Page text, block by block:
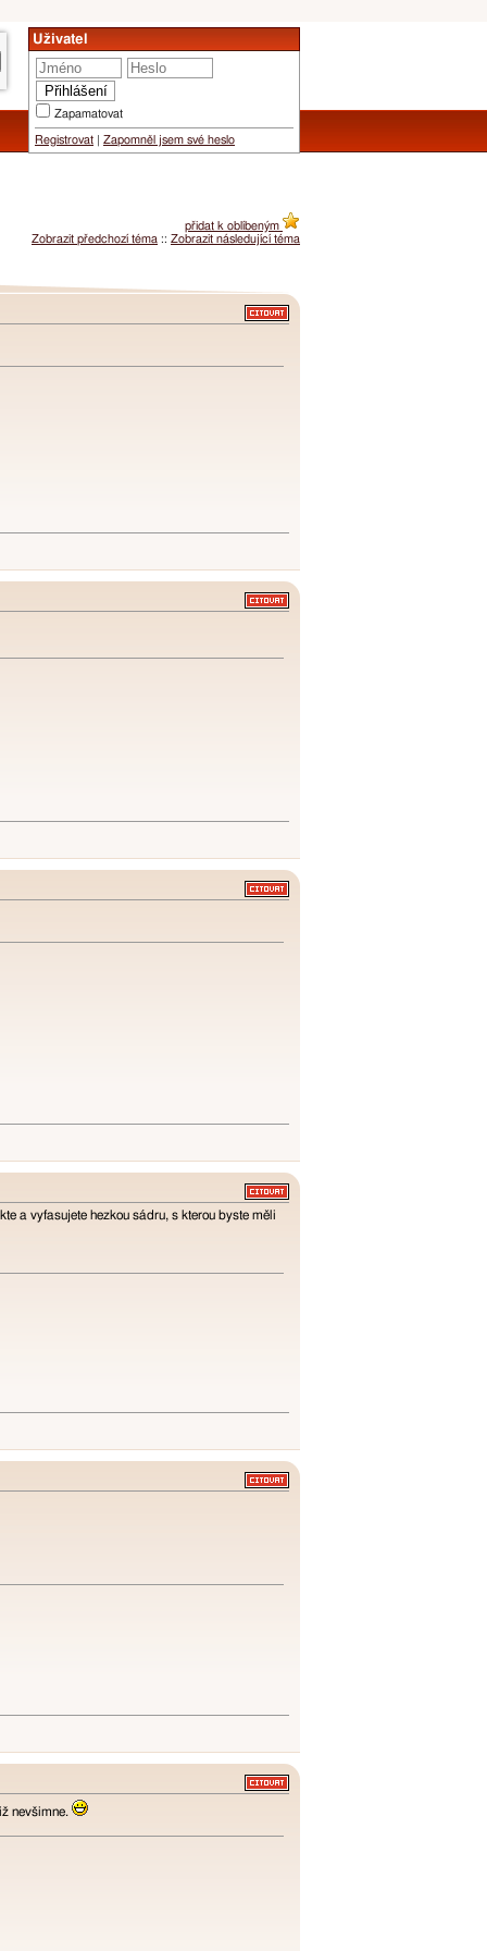
Uživatel
Zapamatovat
Registrovat Zapomněl jsem své heslo
přidat k oblíbeným
Zobrazit předchozí téma :: Zobrazit následující téma
a vyfasujete hezkou sádru, s kterou byste měli
nevšimne.